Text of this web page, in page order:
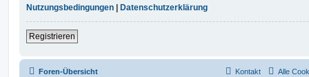
Nutzungsbedingungen
Datenschutzerklärung
Registrieren
Foren-Übersicht Alle
Kontakt